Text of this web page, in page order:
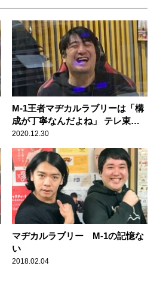
M-1王者マヂカルラブリーは「構
成が丁寧なんだよね」 テレ東・
佐久間Pが決勝から敗者復活まで
振り返る
2020.12.30
マヂカルラブリー M-1の記憶な
い
2018.02.04